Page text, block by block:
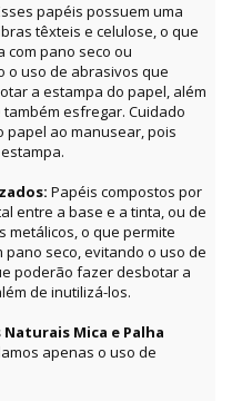
papéis possuem uma
têxteis e celulose, o que
com pano seco ou
o uso de abrasivos que
a estampa do papel, além
esfregar. Cuidado
papel ao manusear, pois
Papéis compostos por
entre a base e a tinta, ou de
metálicos, o que permite
pano seco, evitando o uso de
poderão fazer desbotar a
de inutilizá-los.
Naturais Mica e Palha
apenas o uso de